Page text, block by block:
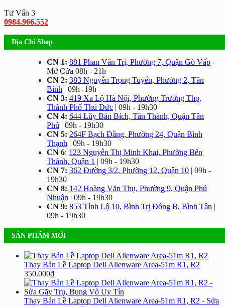
Tư Vấn 3
0984.966.552
Địa Chỉ Shop
CN 1: 881 Phan Văn Trị, Phường 7, Quận Gò Vấp -
Mở Cửa 08h - 21h
CN 2: 383 Nguyễn Trọng Tuyển, Phường 2, Tân
Bình | 09h -19h
CN 3: 419 Xa Lộ Hà Nội, Phường Trường Thọ,
Thành Phố Thủ Đức | 09h - 19h30
CN 4: 644 Lũy Bán Bích, Tân Thành, Quận Tân
Phú | 09h - 19h30
CN 5: 264F Bạch Đằng, Phường 24, Quận Bình
Thạnh | 09h - 19h30
CN 6: 123 Nguyễn Thị Minh Khai, Phường Bến
Thành, Quận 1 | 09h - 19h30
CN 7: 362 Đường 3/2, Phường 12, Quận 10 | 09h -
19h30
CN 8: 142 Hoàng Văn Thụ, Phường 9, Quận Phú
Nhuận | 09h - 19h30
CN 9: 853 Tỉnh Lộ 10, Bình Trị Đông B, Bình Tân |
09h - 19h30
SẢN PHẨM MỚI
Thay Bản Lề Laptop Dell Alienware Area-51m R1, R2
350.000₫
Thay Bản Lề Laptop Dell Alienware Area-51m R1, R2 - Sửa